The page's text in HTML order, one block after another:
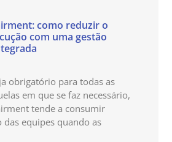
como reduzir o
com uma gestão
obrigatório para todas as
em que se faz necessário,
tende a consumir
das equipes quando as